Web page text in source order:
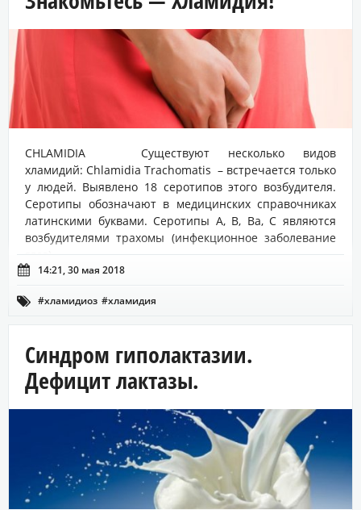
CHLAMIDIA Существуют несколько видов
хламидий: Chlamidia Trachomatis – встречается только
у людей. Выявлено 18 серотипов этого возбудителя.
Серотипы обозначают в медицинских справочниках
латинскими буквами. Серотипы А, В, Ва, С являются
возбудителями трахомы (инфекционное заболевание
глаз)...
 14:21, 30 мая 2018
 #хламидиоз #хламидия
Синдром гиполактазии.
Дефицит лактазы.